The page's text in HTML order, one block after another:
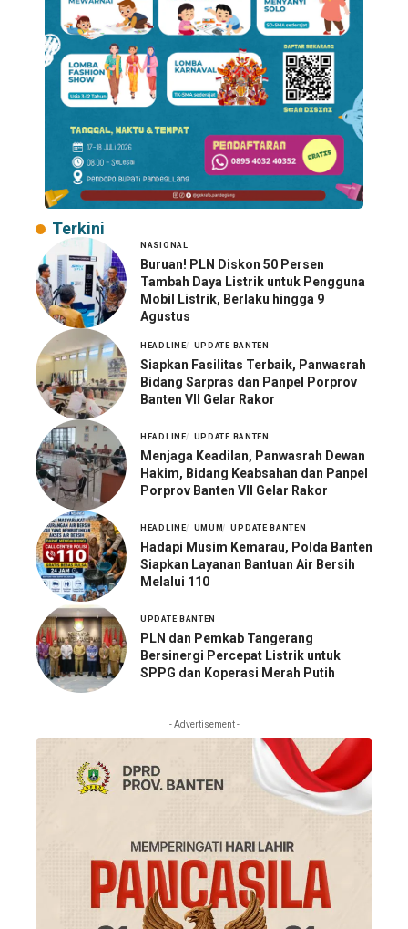
Terkini
NASIONAL
Buruan! PLN Diskon 50 Persen
Tambah Daya Listrik untuk Pengguna
Mobil Listrik, Berlaku hingga 9
Agustus
HEADLINE UPDATE BANTEN
Siapkan Fasilitas Terbaik, Panwasrah
Bidang Sarpras dan Panpel Porprov
Banten VII Gelar Rakor
HEADLINE UPDATE BANTEN
Menjaga Keadilan, Panwasrah Dewan
Hakim, Bidang Keabsahan dan Panpel
Porprov Banten VII Gelar Rakor
HEADLINE UMUM UPDATE BANTEN
Hadapi Musim Kemarau, Polda Banten
Siapkan Layanan Bantuan Air Bersih
Melalui 110
UPDATE BANTEN
PLN dan Pemkab Tangerang
Bersinergi Percepat Listrik untuk
SPPG dan Koperasi Merah Putih
- Advertisement -